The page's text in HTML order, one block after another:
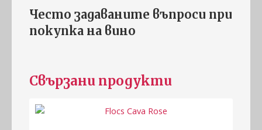
Често задаваните въпроси при
покупка на винo
Свързани продукти